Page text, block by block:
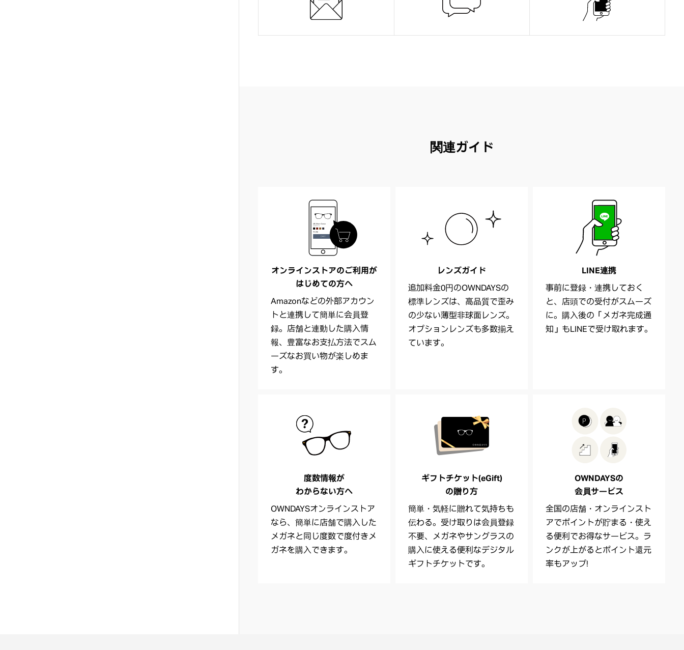
関連ガイド
オンラインストアのご利用が
はじめての方へ
Amazonなどの外部アカウン
トと連携して簡単に会員登
録。店舗と連動した購入情
報、豊富なお支払方法でスム
ーズなお買い物が楽しめま
す。
レンズガイド
追加料金0円のOWNDAYSの
標準レンズは、高品質で歪み
の少ない薄型非球面レンズ。
オプションレンズも多数揃え
ています。
LINE連携
事前に登録・連携しておく
と、店頭での受付がスムーズ
に。購入後の「メガネ完成通
知」もLINEで受け取れます。
度数情報が
わからない方へ
OWNDAYSオンラインストア
なら、簡単に店舗で購入した
メガネと同じ度数で度付きメ
ガネを購入できます。
ギフトチケット(eGift)
の贈り方
簡単・気軽に贈れて気持ちも
伝わる。受け取りは会員登録
不要、メガネやサングラスの
購入に使える便利なデジタル
ギフトチケットです。
OWNDAYSの
会員サービス
全国の店舗・オンラインスト
アでポイントが貯まる・使え
る便利でお得なサービス。ラ
ンクが上がるとポイント還元
率もアップ！